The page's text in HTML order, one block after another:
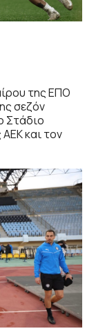
της ΕΠΟ
σεζόν
Στάδιο
και τον